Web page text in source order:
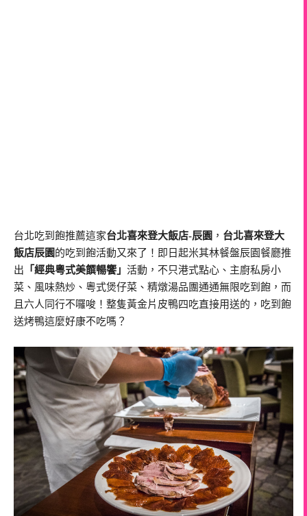
台北吃到飽推薦這家台北喜來登大飯店-辰園 ， 台北喜來登大
飯店辰園的吃到飽活動又來了！即日起米其林餐盤辰園餐廳推
出 「經典粵式美饌暢饗」 活動，不只港式點心、主廚私房小
菜、風味熱炒、粵式煲仔菜、精燉湯品團通通無限吃到飽，而
且六人同行不囉唆！整隻黃金片皮鴨四吃直接用送的，吃到飽
送烤鴨這麼好康不吃嗎？